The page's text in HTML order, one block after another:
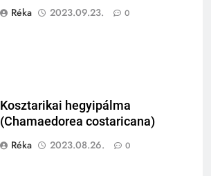
Réka
2023.09.23. 0
Kosztarikai hegyipálma
(Chamaedorea costaricana)
Réka
2023.08.26. 0